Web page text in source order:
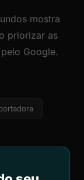
mostra
priorizar as
Google.